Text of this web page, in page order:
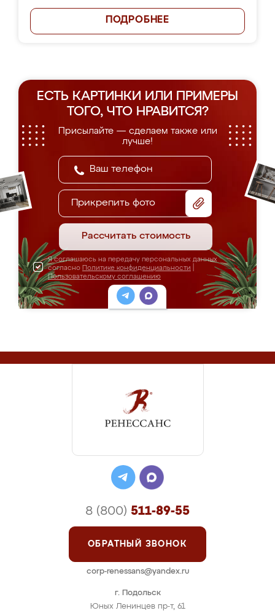
ПОДРОБНЕЕ
ЕСТЬ КАРТИНКИ ИЛИ ПРИМЕРЫ
ТОГО, ЧТО НРАВИТСЯ?
Присылайте — сделаем также или
лучше!
Прикрепить фото
Рассчитать стоимость
Я соглашаюсь на передачу персональных данных
согласно Политике конфиденциальности
Пользовательскому соглашению
г. Подольск
Юных Ленинцев пр-т, 61
8 (800) 511-89-55
ОБРАТНЫЙ ЗВОНОК
corp-renessans@yandex.ru